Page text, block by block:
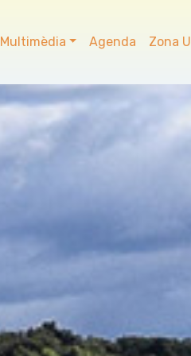
Multimèdia Agenda Zona